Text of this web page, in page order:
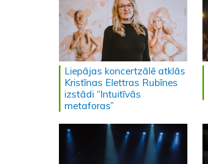
Liepājas koncertzālē atklās
Kristīnas Elettras Rubīnes
izstādi “Intuitīvās
metaforas”